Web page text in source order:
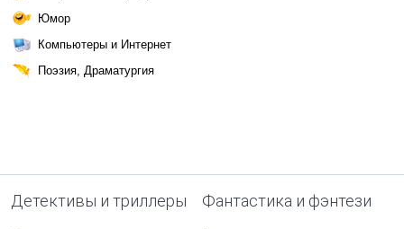
Юмор
Компьютеры и Интернет
Поэзия, Драматургия
Детективы и триллеры Фантастика и фэнтези